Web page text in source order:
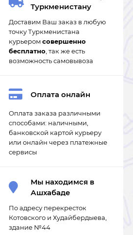
Туркменистану
Доставим Ваш заказ в любую
точку Туркменистана
курьером совершенно
бесплатно , так же есть
возможность самовывоза
Оплата онлайн
Оплата заказа различными
способами: наличными,
банковской картой курьеру
или онлайн через платежные
сервисы
Мы находимся в
Ашхабаде
По адресу перекресток
Котовского и Худайбердыева,
здание №44